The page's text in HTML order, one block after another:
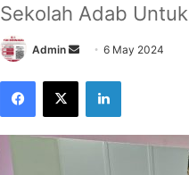
Sekolah Adab
Admin
Send
email
6 May 2024
Facebook
X LinkedIn